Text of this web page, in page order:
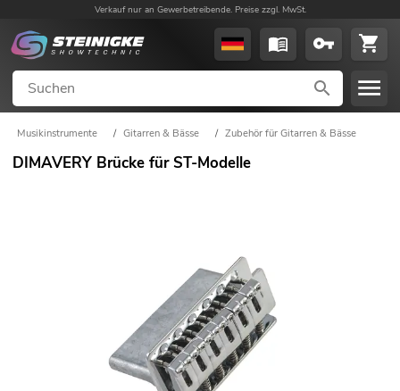
Verkauf nur an Gewerbetreibende. Preise zzgl. MwSt.
Musikinstrumente / Gitarren & Bässe / Zubehör für Gitarren & Bässe
DIMAVERY Brücke für ST-Modelle